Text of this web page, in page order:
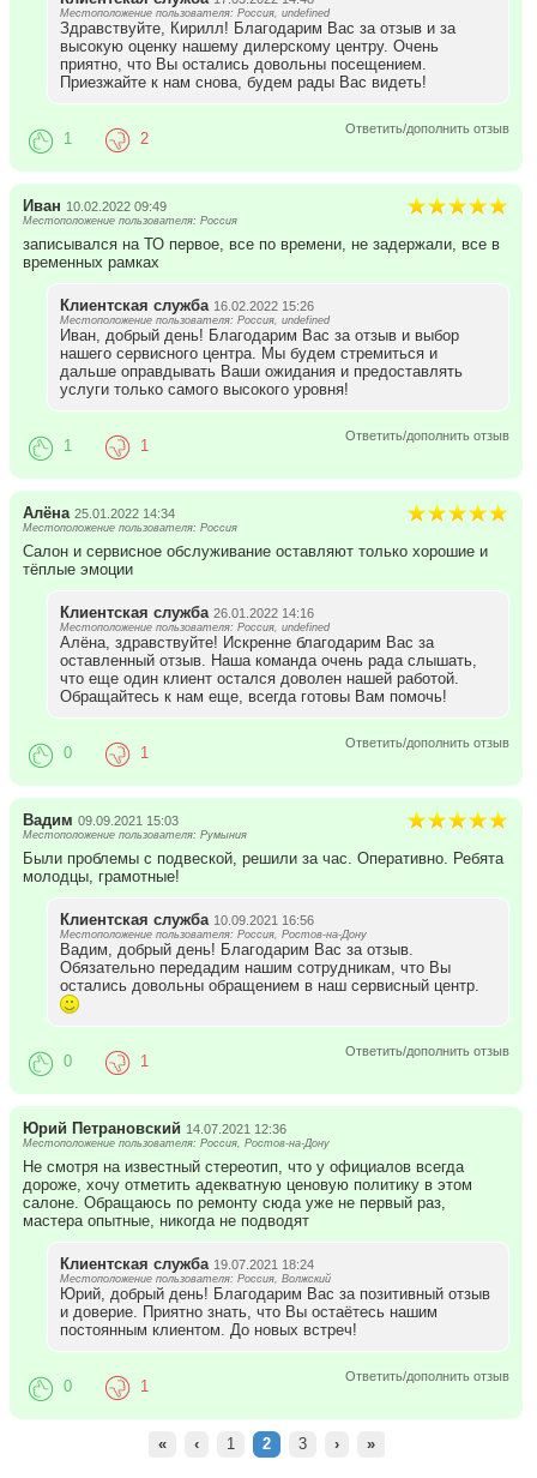
Местоположение пользователя: Россия, undefined
Здравствуйте, Кирилл! Благодарим Вас за отзыв и за
высокую оценку нашему дилерскому центру. Очень
приятно, что Вы остались довольны посещением.
Приезжайте к нам снова, будем рады Вас видеть!
Ответить/дополнить отзыв
1 2
Иван 10.02.2022 09:49
Местоположение пользователя: Россия
записывался на ТО первое, все по времени, не задержали, все в
временных рамках
Клиентская служба 16.02.2022 15:26
Местоположение пользователя: Россия, undefined
Иван, добрый день! Благодарим Вас за отзыв и выбор
нашего сервисного центра. Мы будем стремиться и
дальше оправдывать Ваши ожидания и предоставлять
услуги только самого высокого уровня!
Ответить/дополнить отзыв
1 1
Алёна 25.01.2022 14:34
Местоположение пользователя: Россия
Салон и сервисное обслуживание оставляют только хорошие и
тёплые эмоции
Клиентская служба 26.01.2022 14:16
Местоположение пользователя: Россия, undefined
Алёна, здравствуйте! Искренне благодарим Вас за
оставленный отзыв. Наша команда очень рада слышать,
что еще один клиент остался доволен нашей работой.
Обращайтесь к нам еще, всегда готовы Вам помочь!
Ответить/дополнить отзыв
0 1
Вадим 09.09.2021 15:03
Местоположение пользователя: Румыния
Были проблемы с подвеской, решили за час. Оперативно. Ребята
молодцы, грамотные!
Клиентская служба 10.09.2021 16:56
Местоположение пользователя: Россия, Ростов-на-Дону
Вадим, добрый день! Благодарим Вас за отзыв.
Обязательно передадим нашим сотрудникам, что Вы
остались довольны обращением в наш сервисный центр.
Ответить/дополнить отзыв
0 1
Юрий Петрановский 14.07.2021 12:36
Местоположение пользователя: Россия, Ростов-на-Дону
Не смотря на известный стереотип, что у официалов всегда
дороже, хочу отметить адекватную ценовую политику в этом
салоне. Обращаюсь по ремонту сюда уже не первый раз,
мастера опытные, никогда не подводят
Клиентская служба 19.07.2021 18:24
Местоположение пользователя: Россия, Волжский
Юрий, добрый день! Благодарим Вас за позитивный отзыв
и доверие. Приятно знать, что Вы остаётесь нашим
постоянным клиентом. До новых встреч!
Ответить/дополнить отзыв
0 1
« ‹ 1 2 3 › »